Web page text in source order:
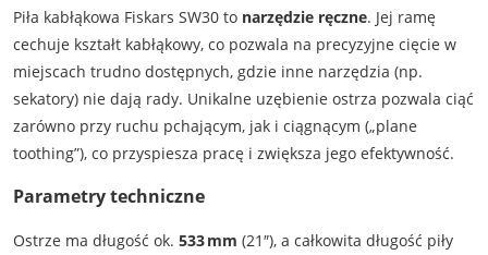
Piła kabłąkowa Fiskars SW30 to narzędzie ręczne. Jej ramę
cechuje kształt kabłąkowy, co pozwala na precyzyjne cięcie w
miejscach trudno dostępnych, gdzie inne narzędzia (np.
sekatory) nie dają rady. Unikalne uzębienie ostrza pozwala ciąć
zarówno przy ruchu pchającym, jak i ciągnącym („plane
toothing”), co przyspiesza pracę i zwiększa jego efektywność.
Parametry techniczne
Ostrze ma długość ok. 533 mm (21″), a całkowita długość piły